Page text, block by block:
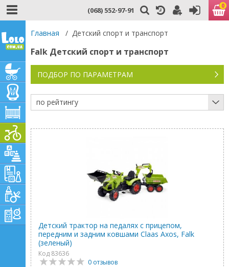
(068) 552-97-91 0
Главная / Детский спорт и транспорт
Falk Детский спорт и транспорт
ПОДБОР ПО ПАРАМЕТРАМ
по рейтингу
Детский трактор на педалях с прицепом,
передним и задним ковшами Claas Axos, Falk
(зеленый)
Код 83636
0 отзывов